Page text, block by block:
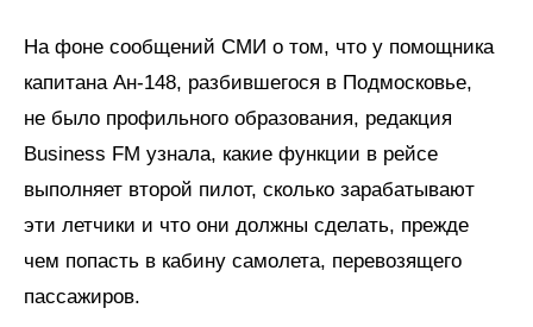
На фоне сообщений СМИ о том, что у помощника
капитана Ан-148, разбившегося в Подмосковье,
не было профильного образования, редакция
Business FM узнала, какие функции в рейсе
выполняет второй пилот, сколько зарабатывают
эти летчики и что они должны сделать, прежде
чем попасть в кабину самолета, перевозящего
пассажиров.